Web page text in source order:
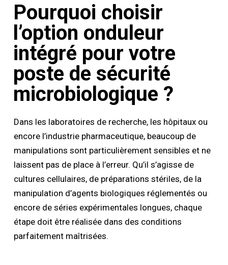
Pourquoi choisir
l’option onduleur
intégré pour votre
poste de sécurité
microbiologique ?
Dans les laboratoires de recherche, les hôpitaux ou
encore l’industrie pharmaceutique, beaucoup de
manipulations sont particulièrement sensibles et ne
laissent pas de place à l’erreur. Qu’il s’agisse de
cultures cellulaires, de préparations stériles, de la
manipulation d’agents biologiques réglementés ou
encore de séries expérimentales longues, chaque
étape doit être réalisée dans des conditions
parfaitement maîtrisées.